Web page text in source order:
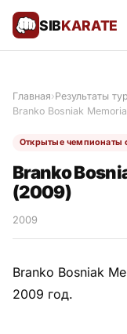
SIBKARATE
Результаты
Главная›Результаты
Branko Bosniak
Открытые чемпионаты
Branko
(2009)
2009
Branko Bosniak
2009 год.